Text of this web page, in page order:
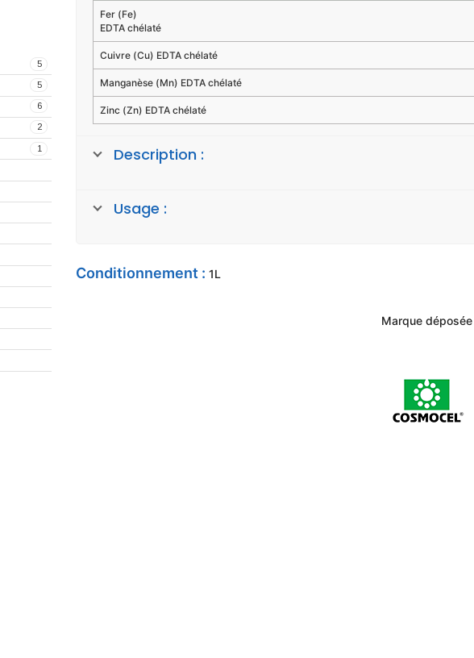
5
5
6
2
1
Fer (Fe)
EDTA chélaté
Cuivre (Cu) EDTA chélaté
Manganèse (Mn) EDTA chélaté
Zinc (Zn) EDTA chélaté
Description :
Usage :
Conditionnement : 1L
Marque déposée